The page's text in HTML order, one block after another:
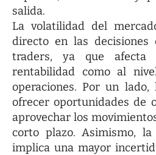
salida.
La volatilidad del
directo en las decisiones
traders, ya que
rentabilidad como al
operaciones. Por un
ofrecer oportunidades de
aprovechar los
corto plazo. Asimismo,
implica una mayor